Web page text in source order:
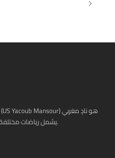
يشمل رياضات مختلفة أهمها كرة القدم، تأسس عام 1989.